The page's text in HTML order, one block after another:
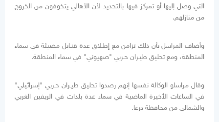
التي وصل إليها أو تمركز فيها بالتحديد لأن الأهالي يتخوفون من الخروج
من منازلهم.
وأضاف المراسل بأن ذلك تزامن مع إطـلاق عدة قنـابل مضيئة في سماء
المنطقة، ومع تحليق طيـران حـربي "صهيوني" في سماء المنطقة.
وقال مراسلو الوكالة نفسها إنهم رصدوا تحليق طيـران حـربي "إسرائيلي"
في الساعات الأخيرة الماضية في سماء عدة بلدات في الريفين الغربي
والشمالي من محافظة درعا.